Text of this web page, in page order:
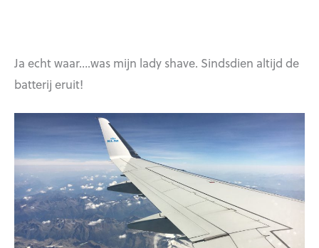
Ja echt waar….was mijn lady shave. Sindsdien altijd de
batterij eruit!